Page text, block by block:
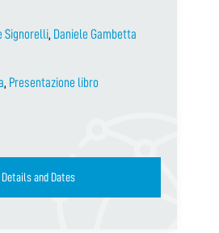
Signorelli, Daniele Gambetta
, Presentazione libro
and Dates